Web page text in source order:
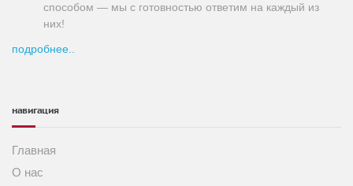
способом — мы с готовностью ответим на каждый из
них!
подробнее..
навигация
Главная
О нас